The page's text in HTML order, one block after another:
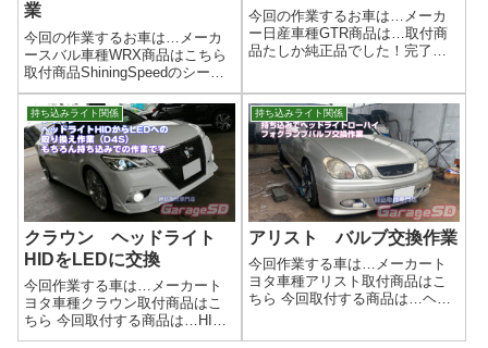
業
今回の作業するお車は…メーカ
ースバル車種WRX商品はこちら
取付商品ShiningSpeedのシーケ
ンシャルライナーとフォグカバ
ー作業完了ShiningSpeedのシー
ケンシャルライナーはどんな商
品ShiningSpeedのシーケンシャ
ルライ...
今回の作業するお車は…メーカ
ー日産車種GTR商品は…取付商
品たしか純正品でした！完了画
は、お客様がご自身で選ばれた
持ち込みパーツ を使った外装ド
レスアップ施工を承っておりま
す。 「ネ...
持ち込みライト関係
クラウン ヘッドライト
HIDをLEDに交換
今回作業する車は…メーカート
ヨタ車種クラウン取付商品はこ
ちら 今回取付する商品は…HID
屋のLED D4Sです( ﾟДﾟ)作業写
持ち込みライト関係
アリスト バルブ交換作業
今回作業する車は…メーカート
ヨタ車種アリスト取付商品はこ
ちら 今回取付する商品は…ヘッ